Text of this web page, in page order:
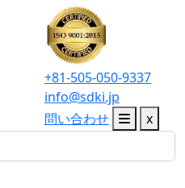
+81-505-050-9337
info@sdki.jp
問い合わせ
x